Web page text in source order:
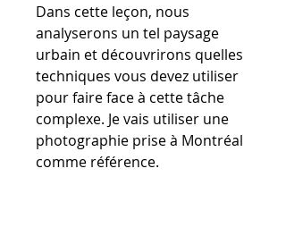
Dans cette leçon, nous
analyserons un tel paysage
urbain et découvrirons quelles
techniques vous devez utiliser
pour faire face à cette tâche
complexe. Je vais utiliser une
photographie prise à Montréal
comme référence.